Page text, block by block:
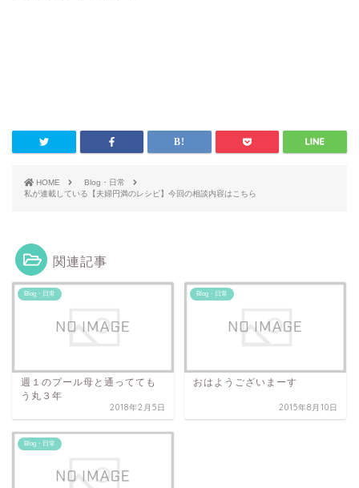
HOME
Blog・日常
私が連載している【夫婦円満のレシピ】今回の相談内容はこちら
関連記事
Blog・日常
週１のプール母と通ってても
う丸３年
2018年2月5日
Blog・日常
おはようございまーす
2015年8月10日
Blog・日常